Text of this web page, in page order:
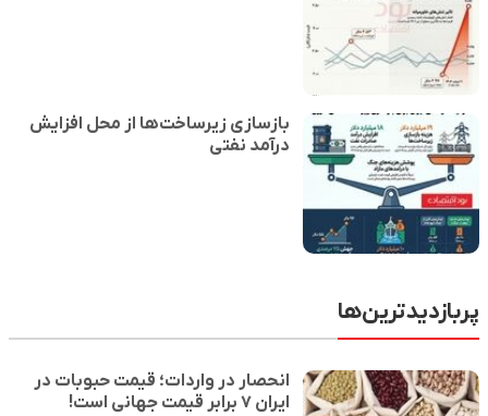
بازسازی زیرساخت‌ها از محل افزایش
درآمد نفتی
پربازدیدترین‌ها
انحصار در واردات؛ قیمت حبوبات در
ایران ۷ برابر قیمت جهانی است!